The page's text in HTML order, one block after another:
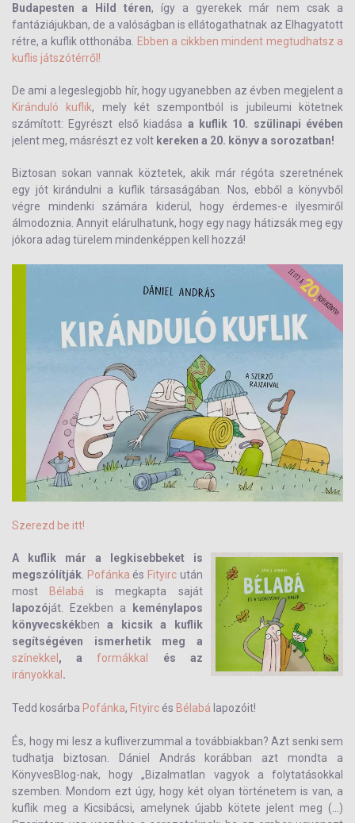
Budapesten a Hild téren, így a gyerekek már nem csak a
fantáziájukban, de a valóságban is ellátogathatnak az Elhagyatott
rétre, a kuflik otthonába.
Ebben a cikkben mindent megtudhatsz a
kuflis játszótérről!
De ami a legeslegjobb hír, hogy ugyanebben az évben megjelent a
Kiránduló kuflik, mely két szempontból is jubileumi kötetnek
számított: Egyrészt első kiadása a kuflik 10. szülinapi évében
jelent meg, másrészt ez volt kereken a 20. könyv a sorozatban!
Biztosan sokan vannak köztetek, akik már régóta szeretnének
egy jót kirándulni a kuflik társaságában. Nos, ebből a könyvből
végre mindenki számára kiderül, hogy érdemes-e ilyesmiről
álmodoznia. Annyit elárulhatunk, hogy egy nagy hátizsák meg egy
jókora adag türelem mindenképpen kell hozzá!
Szerezd be itt!
A kuflik már a legkisebbeket is
megszólítják Pofánka és Fityirc után
most Bélabá is megkapta saját
lapozóját. Ezekben a
keménylapos
könyvecskékbena kicsik a kuflik
segítségéven ismerhetik meg a
színekkel , aformákkal
és az
irányokkal .
Tedd kosárba Pofánka, Fityirc és Bélabá lapozóit!
És, hogy mi lesz a kufliverzummal a továbbiakban? Azt senki sem
tudhatja biztosan. Dániel András korábban azt mondta a
KönyvesBlog-nak, hogy „Bizalmatlan vagyok a folytatásokkal
szemben. Mondom ezt úgy, hogy két olyan történetem is van, a
kuflik meg a Kicsibácsi, amelynek újabb kötete jelent meg (...)